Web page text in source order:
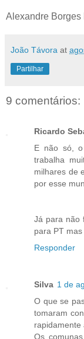
Alexandre Borges
João Távora at
Partilhar
9 comentários:
Ricardo
E não só,
trabalha
milhares de
por esse
Já para não
para PT
Responder
Silva 1 de
O que se
tomaram
rapidamente
Os